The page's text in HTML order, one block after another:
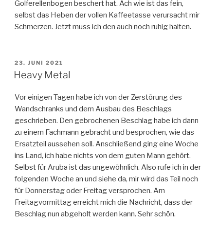
Golferellenbogen beschert hat. Ach wie ist das fein,
selbst das Heben der vollen Kaffeetasse verursacht mir
Schmerzen. Jetzt muss ich den auch noch ruhig halten.
VERÖFFENTLICHT
AM
23. JUNI 2021
Heavy Metal
Vor einigen Tagen habe ich von der Zerstörung des
Wandschranks und dem Ausbau des Beschlags
geschrieben. Den gebrochenen Beschlag habe ich dann
zu einem Fachmann gebracht und besprochen, wie das
Ersatzteil aussehen soll. Anschließend ging eine Woche
ins Land, ich habe nichts von dem guten Mann gehört.
Selbst für Aruba ist das ungewöhnlich. Also rufe ich in der
folgenden Woche an und siehe da, mir wird das Teil noch
für Donnerstag oder Freitag versprochen. Am
Freitagvormittag erreicht mich die Nachricht, dass der
Beschlag nun abgeholt werden kann. Sehr schön.